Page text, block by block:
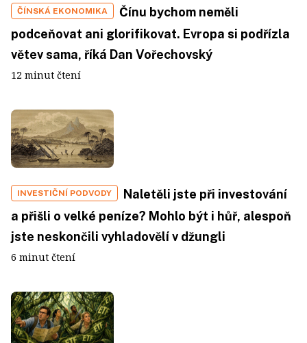
ČÍNSKÁ EKONOMIKA
Čínu bychom neměli
podceňovat ani glorifikovat. Evropa si podřízla
větev sama, říká Dan Vořechovský
12 minut čtení
INVESTIČNÍ PODVODY
Naletěli jste při investování
a přišli o velké peníze? Mohlo být i hůř, alespoň
jste neskončili vyhladovělí v džungli
6 minut čtení